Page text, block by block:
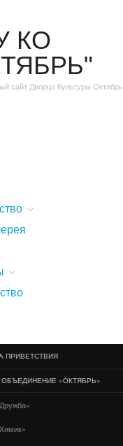
КО
сайт Дворца Культуры Октябрь
ПРИВЕТСТВИЯ
«ОКТЯБРЬ»